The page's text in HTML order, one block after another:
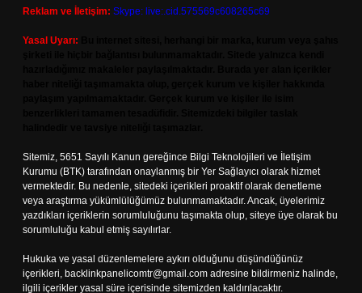
Reklam ve İletişim: Skype: live:.cid.575569c608265c69
Yasal Uyarı:
Sitemiz, 5651 Sayılı Kanun gereğince Bilgi Teknolojileri ve İletişim
Kurumu (BTK) tarafından onaylanmış bir Yer Sağlayıcı olarak hizmet
vermektedir. Bu nedenle, sitedeki içerikleri proaktif olarak denetleme
veya araştırma yükümlülüğümüz bulunmamaktadır. Ancak, üyelerimiz
yazdıkları içeriklerin sorumluluğunu taşımakta olup, siteye üye olarak bu
sorumluluğu kabul etmiş sayılırlar.
Hukuka ve yasal düzenlemelere aykırı olduğunu düşündüğünüz
içerikleri, backlinkpanelicomtr@gmail.com adresine bildirmeniz halinde,
ilgili içerikler yasal süre içerisinde sitemizden kaldırılacaktır.